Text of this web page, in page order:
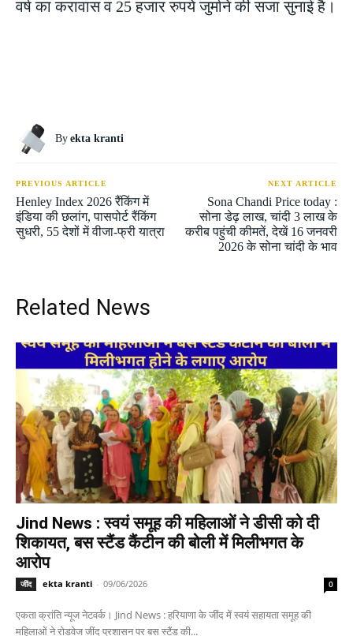
वर्ष का करावास व 25 हजार रुपये जुर्माने की सजा सुनाई है।
By ekta kranti
PREVIOUS ARTICLE
Henley Index 2026 रैंकिंग में
इंडिया की छलांग, पासपोर्ट रैंकिंग
सुधरी, 55 देशों में वीजा-फ्री यात्रा
NEXT ARTICLE
Sona Chandi Price today :
सोना डेढ़ लाख, चांदी 3 लाख के
करीब पहुंची कीमतें, देखें 16 जनवरी
2026 के सोना चांदी के भाव
Related News
Jind News : स्वयं समूह की महिलाओं ने डीसी को दी
शिकायत, बस स्टैंड कैंटीन की बोली में मिलीभगत के
आरोप
जींद ekta kranti - 09/06/2026 0
एकता क्रांति न्यूज नेटवर्क। Jind News : हरियाणा के जींद में स्वयं सहायता समूह की
महिलाओं ने रोडवेज जींद प्रशासन पर बस स्टैंड की...